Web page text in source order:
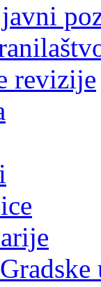
revizije